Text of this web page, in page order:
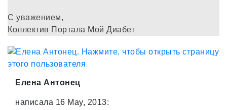
С уважением,
Коллектив Портала Мой Диабет
Елена Антонец
написала 16 May, 2013: